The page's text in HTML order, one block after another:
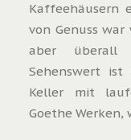
Kaffeehäusern
von Genuss
aber überall
Sehenswert
Keller mit
Goethe Werken,